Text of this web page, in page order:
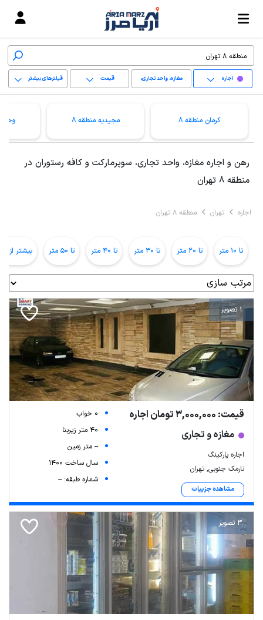
اجاره مغازه، واحد تجاری،
سوپرمارکت و کافه
قیمت فیلترهای بیشتر
پاک کردن محدوده
کرمان منطقه 8 مجیدیه منطقه 8
رهن و اجاره مغازه، واحد تجاری، سوپرمارکت و کافه رستوران در
منطقه 8 تهران
اجاره تهران منطقه 8 تهران
تا 10 متر تا 20 متر تا 30 متر تا 40 متر تا 50 متر بیشتر از 50 متر
1 تصویر
قیمت: 3,000,000 تومان اجاره
مغازه و تجاری
اجاره پارکینگ
نارمک جنوبی, تهران
مشاهده جزییات
0 خواب
40 متر زیربنا
-- متر زمین
سال ساخت 1400
شماره طبقه: --
3 تصویر